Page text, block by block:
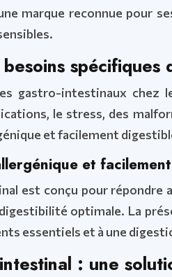
marque reconnue pour
gastro-intestinaux chez
le stress, des
et facilement
et
est conçu pour répondre
optimale. La
essentiels et à une
: une